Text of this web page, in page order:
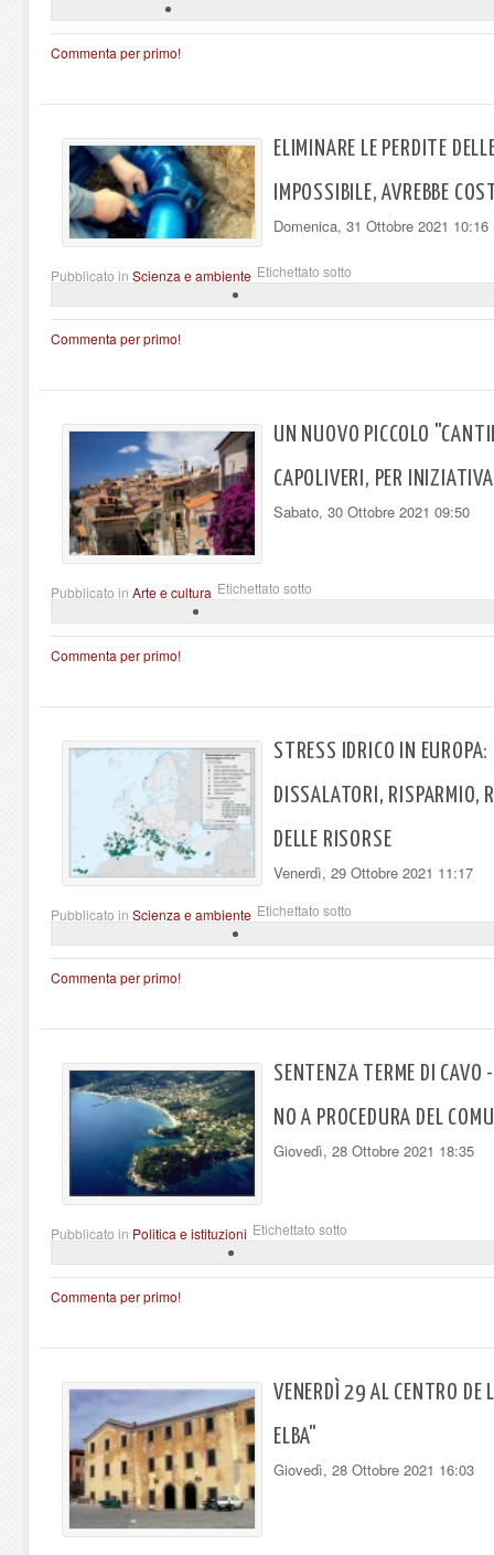
Commenta per primo!
ELIMINARE LE PERDITE
IMPOSSIBILE, AVREBBE
Domenica, 31 Ottobre 2021 10:16
Pubblicato in Scienza e ambiente Etichettato sotto
Commenta per primo!
UN NUOVO PICCOLO
CAPOLIVERI, PER
Sabato, 30 Ottobre 2021 09:50
Pubblicato in Arte e cultura Etichettato sotto
Commenta per primo!
STRESS IDRICO IN
DISSALATORI, RISPARMIO,
DELLE RISORSE
Venerdì, 29 Ottobre 2021 11:17
Pubblicato in Scienza e ambiente Etichettato sotto
Commenta per primo!
SENTENZA TERME DI
NO A PROCEDURA DEL
Giovedì, 28 Ottobre 2021 18:35
Pubblicato in Politica e istituzioni Etichettato sotto
Commenta per primo!
VENERDÌ 29 AL CENTRO DE
ELBA"
Giovedì, 28 Ottobre 2021 16:03